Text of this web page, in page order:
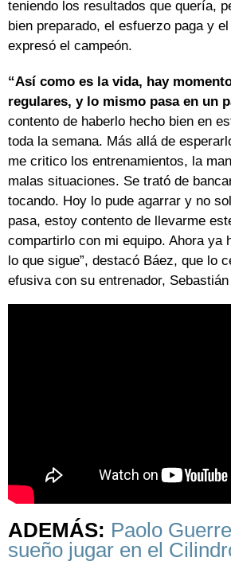
teniendo los resultados que quería,
bien preparado, el esfuerzo paga y
expresó el campeón.
“Así como es la vida, hay
regulares, y lo mismo pasa en un
contento de haberlo hecho bien en
toda la semana. Más allá de
me critico los entrenamientos, la
malas situaciones. Se trató de
tocando. Hoy lo pude agarrar y no
pasa, estoy contento de llevarme
compartirlo con mi equipo. Ahora ya
lo que sigue”, destacó Báez, que lo
efusiva con su entrenador,
ADEMÁS: Paolo
sueño jugar en el